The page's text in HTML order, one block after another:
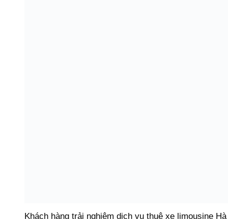
Khách hàng trải nghiệm dịch vụ thuê xe limousine